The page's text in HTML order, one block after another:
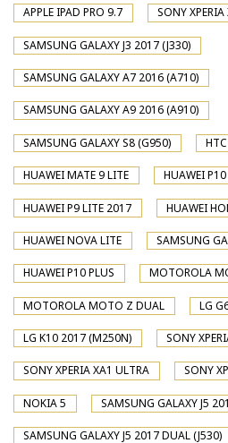
APPLE IPAD PRO 9.7 SONY
SAMSUNG GALAXY J3 2017 (J330)
SAMSUNG GALAXY A7 2016 (A710)
SAMSUNG GALAXY A9 2016 (A910)
SAMSUNG GALAXY S8 (G950)
HUAWEI MATE 9 LITE HUAWEI
HUAWEI P9 LITE 2017 HUAWEI
HUAWEI NOVA LITE SAMSUNG
HUAWEI P10 PLUS MOTOROLA
MOTOROLA MOTO Z DUAL LG
LG K10 2017 (M250N) SONY
SONY XPERIA XA1 ULTRA SONY
NOKIA 5 SAMSUNG GALAXY J5
SAMSUNG GALAXY J5 2017 DUAL (J530)